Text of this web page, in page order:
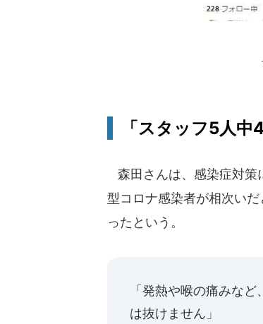
「スタッフ5人中
森田さんは、感染症対策
型コロナ感染者が相次い
ったという。
「発熱や喉の痛みな
は抜けません」